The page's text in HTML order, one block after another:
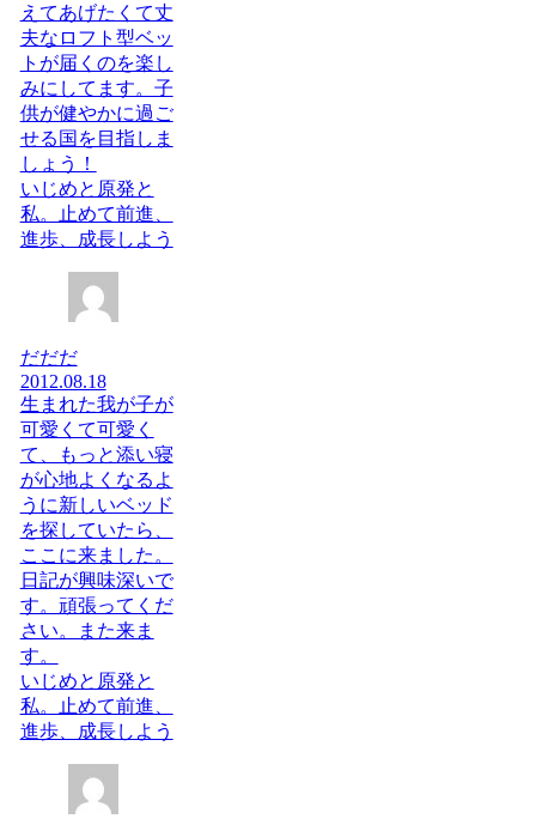
えてあげたくて丈
夫なロフト型ベッ
トが届くのを楽し
みにしてます。子
供が健やかに過ご
せる国を目指しま
しょう！
いじめと原発と
私。止めて前進、
進歩、成長しよう
だだだ
2012.08.18
生まれた我が子が
可愛くて可愛く
て、もっと添い寝
が心地よくなるよ
うに新しいベッド
を探していたら、
ここに来ました。
日記が興味深いで
す。頑張ってくだ
さい。また来ま
す。
いじめと原発と
私。止めて前進、
進歩、成長しよう